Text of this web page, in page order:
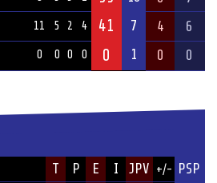
11 5 2 4 41 7 4 6
0 0 0 0 0 1 0 0
T P E I JPV +/- PSP